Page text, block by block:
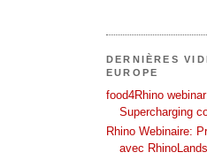
DERNIÈRES
EUROPE
food4Rhino
Supercharging
Rhino Webinaire:
avec RhinoLands